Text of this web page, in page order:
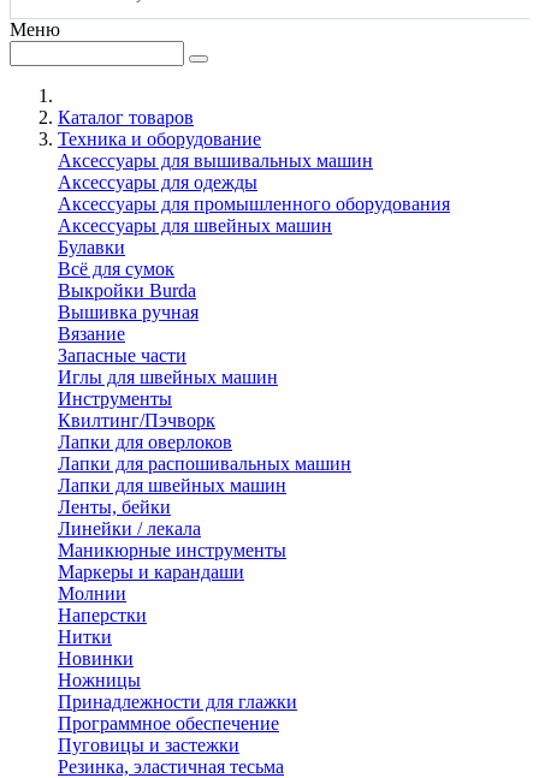
Меню
Каталог товаров
Техника и оборудование
Аксессуары для вышивальных машин
Аксессуары для одежды
Аксессуары для промышленного оборудования
Аксессуары для швейных машин
Булавки
Всё для сумок
Выкройки Burda
Вышивка ручная
Вязание
Запасные части
Иглы для швейных машин
Инструменты
Квилтинг/Пэчворк
Лапки для оверлоков
Лапки для распошивальных машин
Лапки для швейных машин
Ленты, бейки
Линейки / лекала
Маникюрные инструменты
Маркеры и карандаши
Молнии
Наперстки
Нитки
Новинки
Ножницы
Принадлежности для глажки
Программное обеспечение
Пуговицы и застежки
Резинка, эластичная тесьма